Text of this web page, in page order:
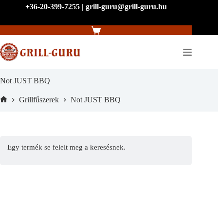
+36-20-399-7255 | grill-guru@grill-guru.hu
Shopping
Not JUST BBQ
Grillfűszerek Not JUST BBQ
Egy termék se felelt meg a keresésnek.